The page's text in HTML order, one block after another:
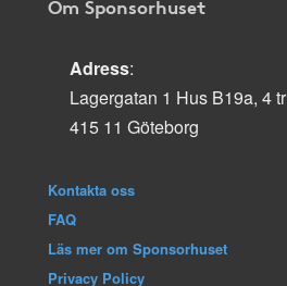
Om Sponsorhuset
Adress:
Lagergatan 1 Hus B19a, 4 tr
415 11 Göteborg
Kontakta oss
FAQ
Läs mer om Sponsorhuset
Privacy Policy